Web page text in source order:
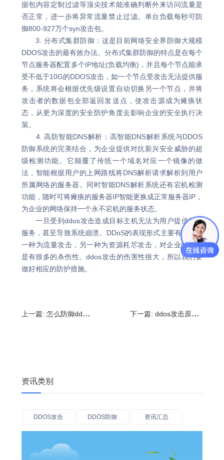
据包内容定制过滤等顶尖技术能准确判断外来访问流量是
否正常，进一步将异常流量禁止过滤。单台负载每秒可防
御800-927万个syn攻击包。
3. 分布式集群防御：这是目前网络安全界防御大规模
DDOS攻击的最有效办法。分布式集群防御的特点是在每个
节点服务器配置多个IP地址(负载均衡)，并且每个节点能承
受不低于10G的DDOS攻击，如一个节点受攻击无法提供服
务，系统将会根据优先级设置自动切换另一个节点，并将
攻击者的数据包全部返回发送点，使攻击源成为瘫痪状
态，从更为深度的安全防护角度去影响企业的安全执行决
策。
4. 高防智能DNS解析：高智能DNS解析系统与DDOS
防御系统的完美结合，为企业提供对抗新兴安全威胁的超
级检测功能。它颠覆了传统一个域名对应一个镜像的做
法，智能根据用户的上网路线将DNS解析请求解析到用户
所属网络的服务器。同时智能DNS解析系统还有宕机检测
功能，随时可将瘫痪的服务器IP智能更换成正常服务器IP，
为企业的网络保持一个永不宕机的服务状态。
一旦受到ddos攻击造成目标主机无法为用户提供正常
服务，甚至导致系统崩溃。DDoS的表现形式主要有两种，
一种为流量攻击，另一种为资源耗尽攻击，对企业的业务
是有很多的杀伤性。ddos攻击的伤害性很大，所以我们要
做好相应的防护措施。
上一篇: 怎么防御ddos攻击?ddos攻击一小时多少钱 下一篇:ddos攻击原理,DDOS攻击分类
资讯类别
DDOS攻击 DDOS防御 资讯汇总